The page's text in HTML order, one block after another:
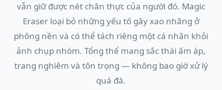
vẫn giữ được nét chân thực của người đó. Magic
Eraser loại bỏ những yếu tố gây xao nhãng ở
phông nền và có thể tách riêng một cá nhân khỏi
ảnh chụp nhóm. Tổng thể mang sắc thái ấm áp,
trang nghiêm và tôn trọng — không bao giờ xử lý
quá đà.